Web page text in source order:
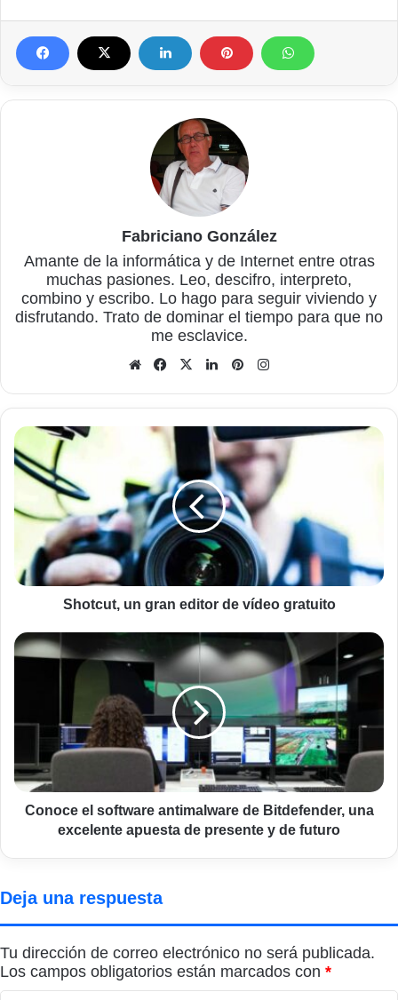
Fabriciano González
Amante de la informática y de Internet entre otras
muchas pasiones. Leo, descifro, interpreto,
combino y escribo. Lo hago para seguir viviendo y
disfrutando. Trato de dominar el tiempo para que no
me esclavice.
Sitio
Facebook
X LinkedInPinterest
Shotcut,
un
gran
editor
de
vídeo
gratuito
Shotcut, un gran editor de vídeo gratuito
Conoce
el
antimalware
Bitdefender,
excelente
apuesta
de
presente
de
Conoce el software antimalware de Bitdefender, una
excelente apuesta de presente y de futuro
Deja una respuesta
Tu dirección de correo electrónico no será publicada.
Los campos obligatorios están marcados con *